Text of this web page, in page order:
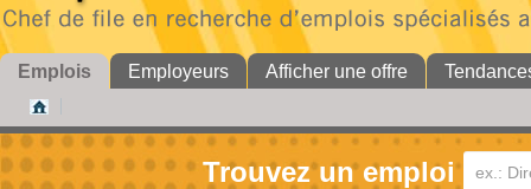
Emplois Employeurs Afficher une offre
Trouvez un emploi